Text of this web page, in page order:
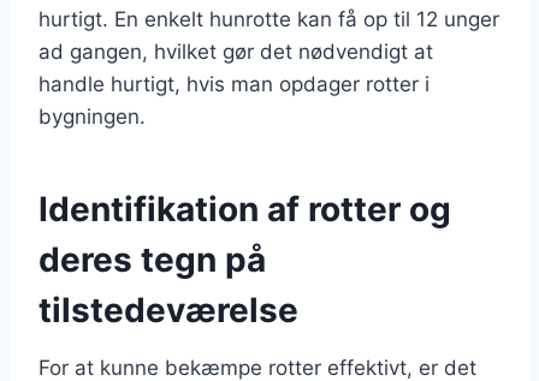
hurtigt. En enkelt hunrotte kan få op til 12 unger
ad gangen, hvilket gør det nødvendigt at
handle hurtigt, hvis man opdager rotter i
bygningen.
Identifikation af rotter og
deres tegn på
tilstedeværelse
For at kunne bekæmpe rotter effektivt, er det